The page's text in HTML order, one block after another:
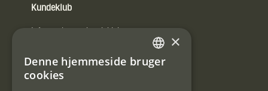
Kundeklub
E-
SWEDISH
×
Denne hjemmeside bruger
cookies